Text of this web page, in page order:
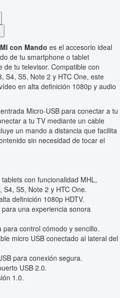
con Mando es el accesorio ideal
de tu smartphone o tablet
tu televisor. Compatible con
S4, S5, Note 2 y HTC One, este
en alta definición 1080p y audio
Micro-USB para conectar a tu
a tu TV mediante un cable
un mando a distancia que facilita
sin necesidad de tocar el
con funcionalidad MHL,
S5, Note 2 y HTC One.
definición 1080p HDTV.
una experiencia sonora
control cómodo y sencillo.
micro USB conectado al lateral del
para conexión segura.
USB 2.0.
1.0.